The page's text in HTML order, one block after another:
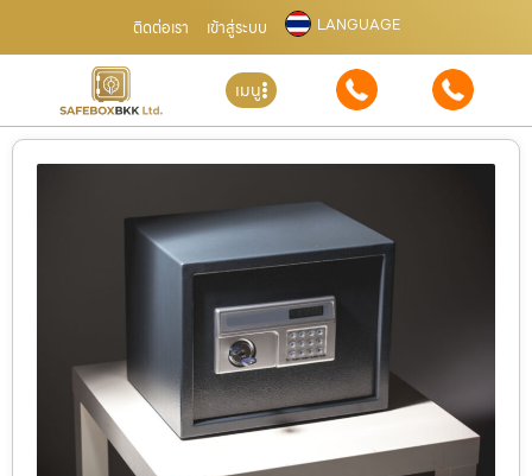
ติดต่อเรา เข้าสู่ระบบ LANGUAGE
เมนู